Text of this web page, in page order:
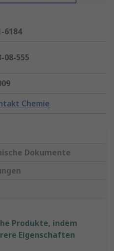
6184
08-555
Chemie
Dokumente
Produkte, indem
Eigenschaften